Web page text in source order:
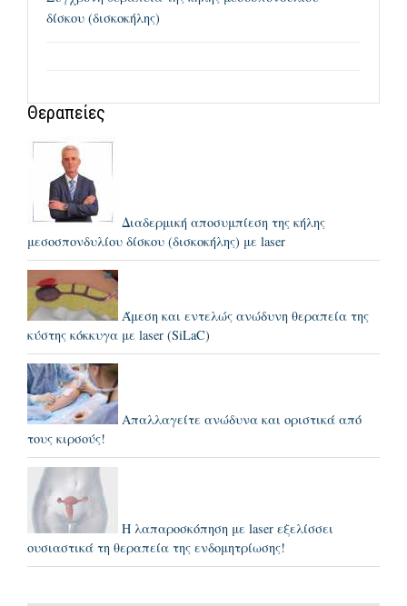
δίσκου (δισκοκήλης)
Θεραπείες
Διαδερμική αποσυμπίεση της κήλης
μεσοσπονδυλίου δίσκου (δισκοκήλης) με laser
Άμεση και εντελώς ανώδυνη θεραπεία της
κύστης κόκκυγα με laser (SiLaC)
Απαλλαγείτε ανώδυνα και οριστικά από
τους κιρσούς!
Η λαπαροσκόπηση με laser εξελίσσει
ουσιαστικά τη θεραπεία της ενδομητρίωσης!